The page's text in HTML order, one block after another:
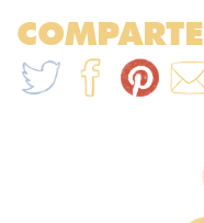
COMPARTE